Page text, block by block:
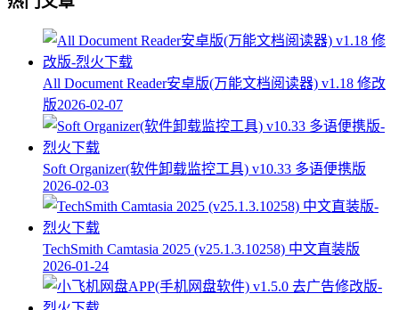
All Document Reader安卓版(万能文档阅读器) v1.18 修改
版2026-02-07
Soft Organizer(软件卸载监控工具) v10.33 多语便携版
2026-02-03
TechSmith Camtasia 2025 (v25.1.3.10258) 中文直装版
2026-01-24